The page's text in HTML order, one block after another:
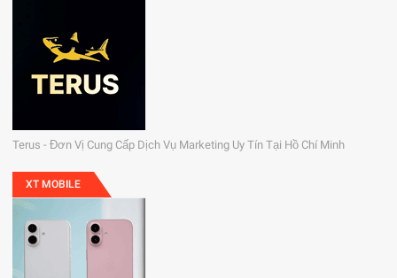
Terus - Đơn Vị Cung Cấp Dịch Vụ Marketing Uy Tín Tại Hồ Chí Minh
XT MOBILE